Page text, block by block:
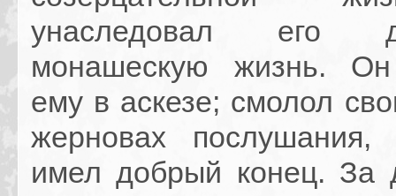
унаследовал его
монашескую жизнь.
ему в аскезе; смолол
жерновах
имел добрый конец. За